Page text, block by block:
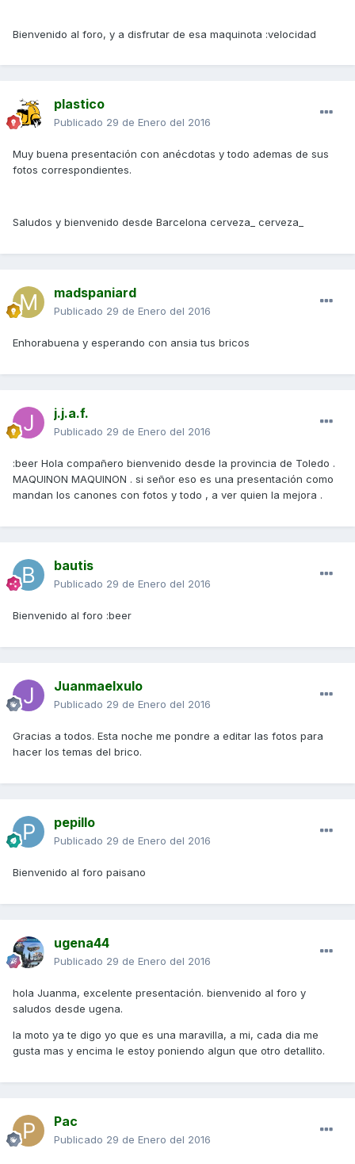
Bienvenido al foro, y a disfrutar de esa maquinota :velocidad
plastico
Publicado 29 de Enero del 2016
Muy buena presentación con anécdotas y todo ademas de sus
fotos correspondientes.
Saludos y bienvenido desde Barcelona cerveza_ cerveza_
madspaniard
Publicado 29 de Enero del 2016
Enhorabuena y esperando con ansia tus bricos
j.j.a.f.
Publicado 29 de Enero del 2016
:beer Hola compañero bienvenido desde la provincia de Toledo .
MAQUINON MAQUINON . si señor eso es una presentación como
mandan los canones con fotos y todo , a ver quien la mejora .
bautis
Publicado 29 de Enero del 2016
Bienvenido al foro :beer
Juanmaelxulo
Publicado 29 de Enero del 2016
Gracias a todos. Esta noche me pondre a editar las fotos para
hacer los temas del brico.
pepillo
Publicado 29 de Enero del 2016
Bienvenido al foro paisano
ugena44
Publicado 29 de Enero del 2016
hola Juanma, excelente presentación. bienvenido al foro y
saludos desde ugena.
la moto ya te digo yo que es una maravilla, a mi, cada dia me
gusta mas y encima le estoy poniendo algun que otro detallito.
Pac
Publicado 29 de Enero del 2016